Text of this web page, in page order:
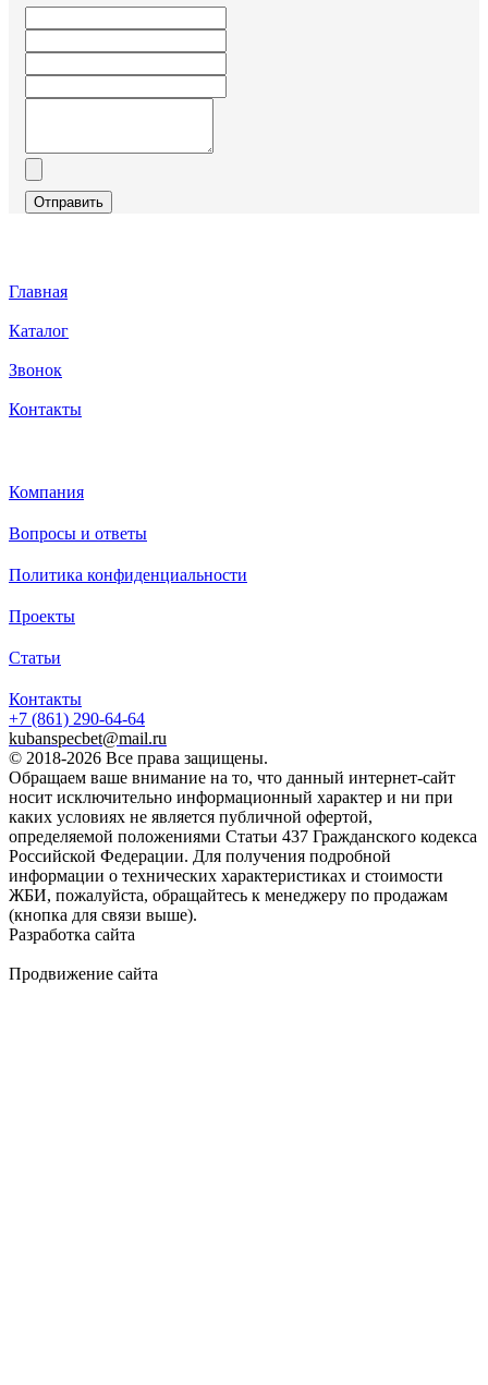
Отправить
Главная
Каталог
Звонок
Контакты
Компания
Вопросы и ответы
Политика конфиденциальности
Проекты
Статьи
Контакты
+7 (861) 290-64-64
kubanspecbet@mail.ru
© 2018-2026 Все права защищены.
Обращаем ваше внимание на то, что данный интернет-сайт
носит исключительно информационный характер и ни при
каких условиях не является публичной офертой,
определяемой положениями Статьи 437 Гражданского кодекса
Российской Федерации. Для получения подробной
информации о технических характеристиках и стоимости
ЖБИ, пожалуйста, обращайтесь к менеджеру по продажам
(кнопка для связи выше).
Разработка сайта
Продвижение сайта